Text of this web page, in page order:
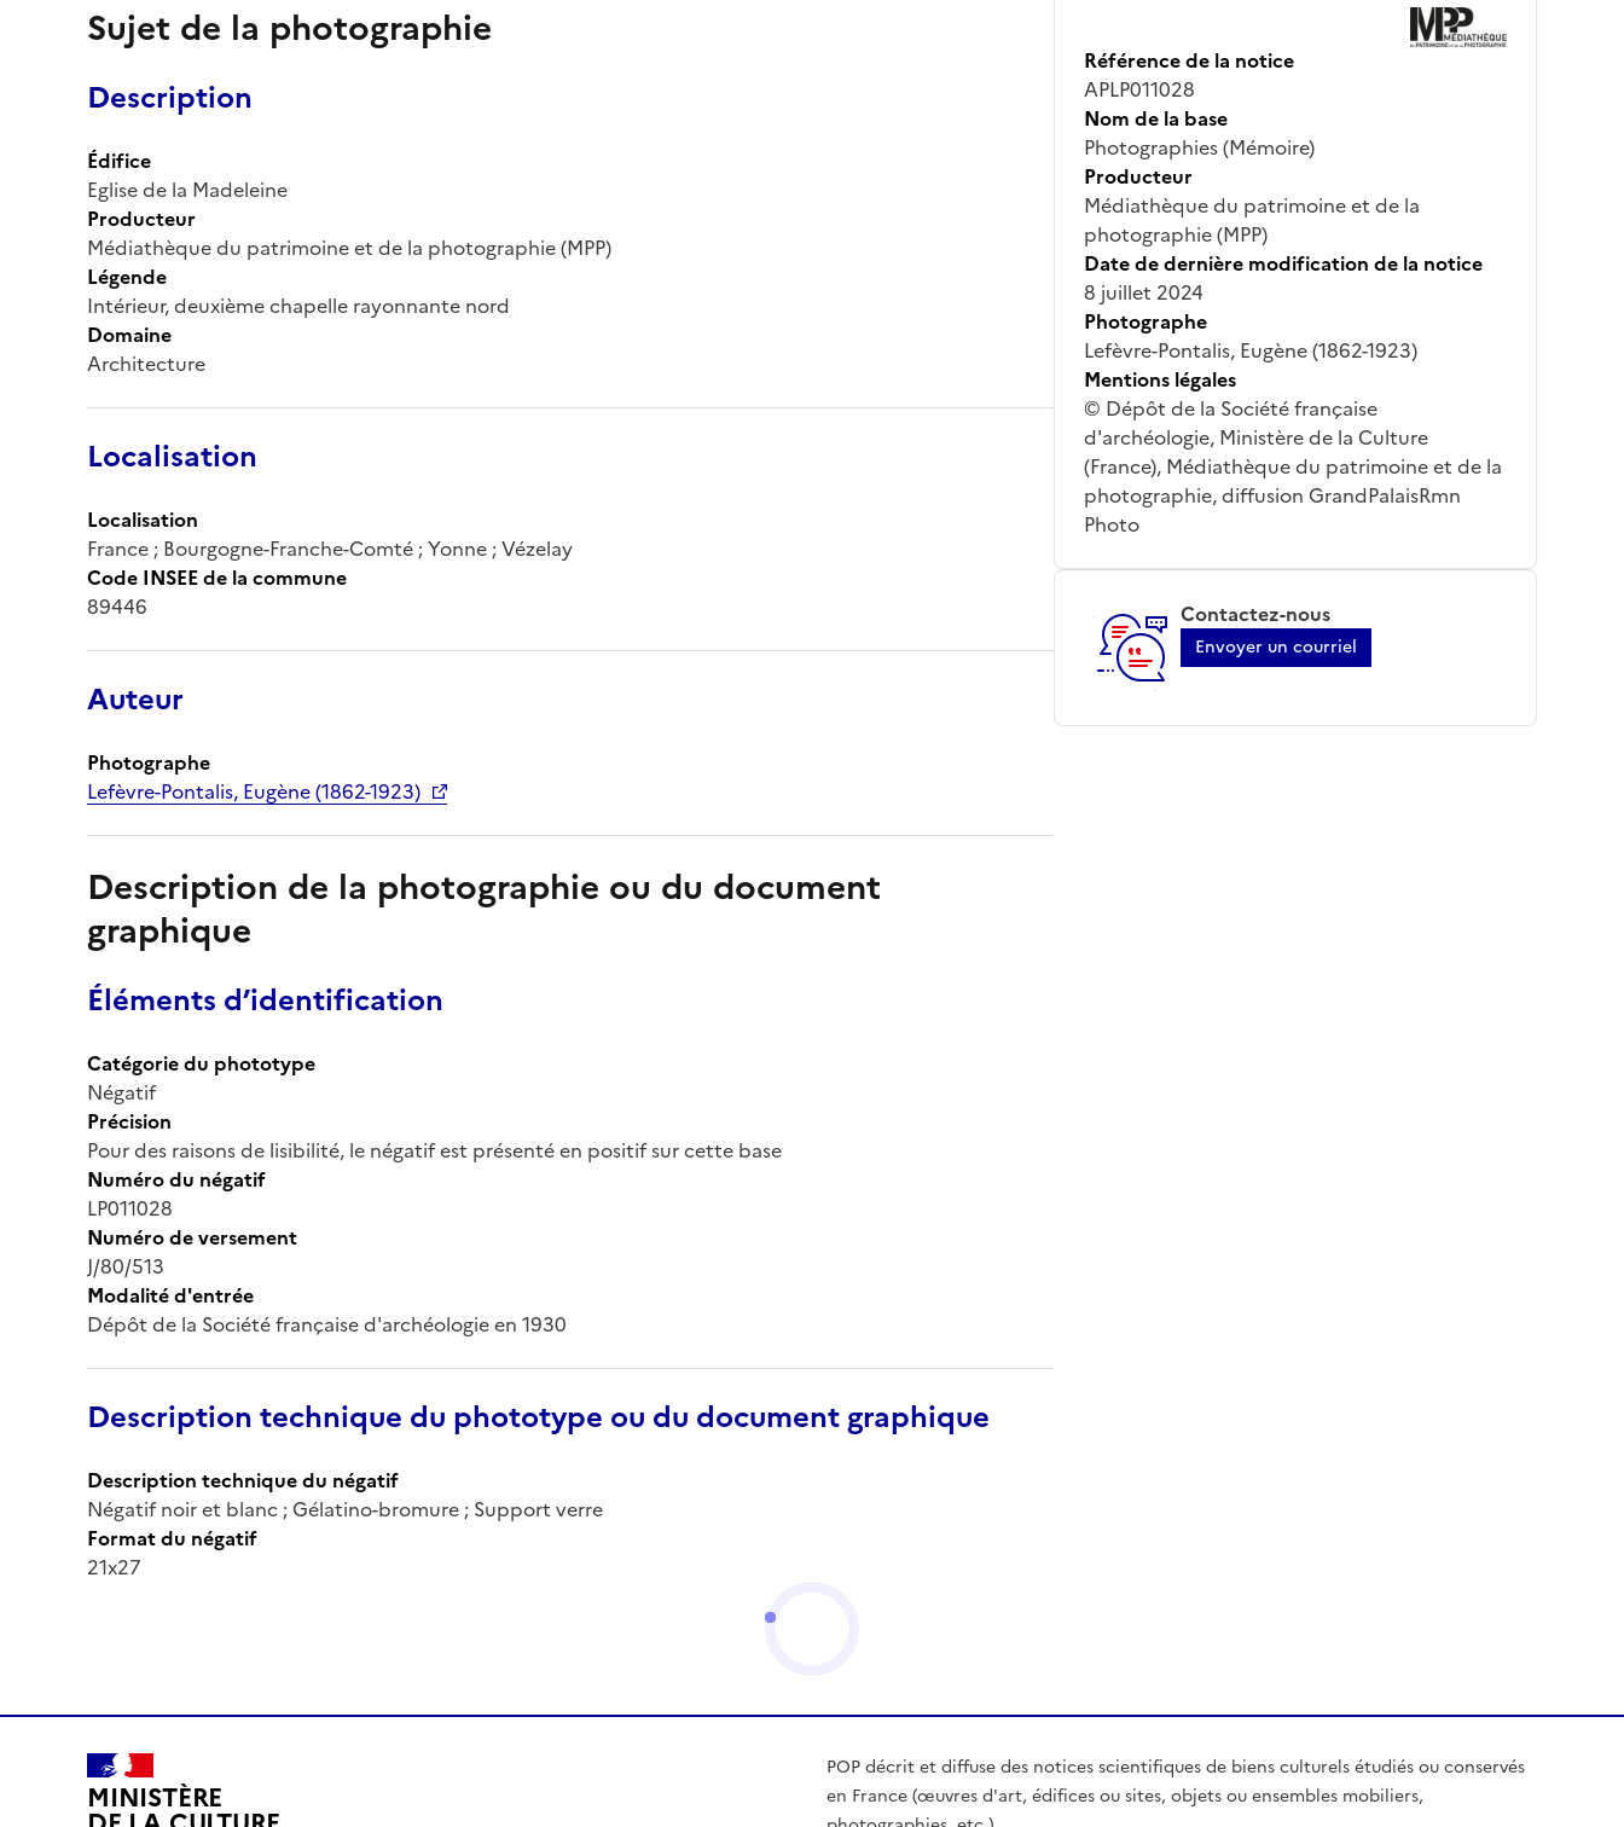
Sujet de la photographie
Description
Édifice
Eglise de la Madeleine
Producteur
Médiathèque du patrimoine et de la photographie (MPP)
Légende
Intérieur, deuxième chapelle rayonnante nord
Domaine
Architecture
Localisation
Localisation
France ; Bourgogne-Franche-Comté ; Yonne ; Vézelay
Code INSEE de la commune
89446
Auteur
Photographe
Lefèvre-Pontalis, Eugène (1862-1923)
Description de la photographie ou du document
graphique
Éléments d’identification
Catégorie du phototype
Négatif
Précision
Pour des raisons de lisibilité, le négatif est présenté en positif sur cette base
Numéro du négatif
LP011028
Numéro de versement
J/80/513
Modalité d'entrée
Dépôt de la Société française d'archéologie en 1930
Description technique du phototype ou du document graphique
Description technique du négatif
Négatif noir et blanc ; Gélatino-bromure ; Support verre
Format du négatif
21x27
Référence de la notice
APLP011028
Nom de la base
Photographies (Mémoire)
Producteur
Médiathèque du patrimoine et de la
photographie (MPP)
Date de dernière modification de la notice
8 juillet 2024
Photographe
Lefèvre-Pontalis, Eugène (1862-1923)
Mentions légales
© Dépôt de la Société française
d'archéologie, Ministère de la Culture
(France), Médiathèque du patrimoine et de la
photographie, diffusion GrandPalaisRmn
Photo
Contactez-nous
Envoyer un courriel
MINISTÈRE
POP décrit et diffuse des notices scientifiques de biens culturels étudiés ou conservés
en France (œuvres d'art, édifices ou sites, objets ou ensembles mobiliers,